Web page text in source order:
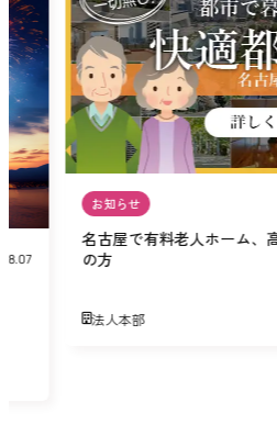
お知らせ
名古屋で有料老人ホーム、
の方
法人本部